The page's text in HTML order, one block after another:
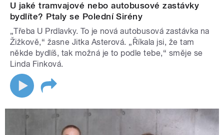
U jaké tramvajové nebo autobusové zastávky
bydlíte? Ptaly se Polední Sirény
„Třeba U Prdlavky. To je nová autobusová zastávka na
Žižkově,“ žasne Jitka Asterová. „Říkala jsi, že tam
někde bydlíš, tak možná je to podle tebe,“ směje se
Linda Finková.